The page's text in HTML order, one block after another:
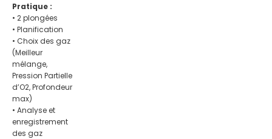
Pratique :
• 2 plongées
• Planification
• Choix des gaz
(Meilleur
mélange,
Pression Partielle
d’O2, Profondeur
max)
• Analyse et
enregistrement
des gaz